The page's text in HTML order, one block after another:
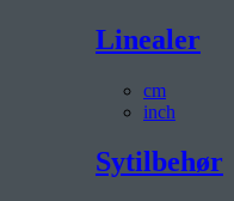
Linealer
cm
inch
Sytilbehør